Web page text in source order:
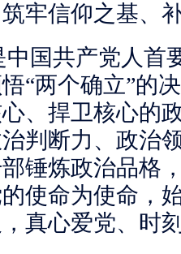
牢信仰之基、
中国共产党人首
“两个确立”的
、捍卫核心的
判断力、政治
锤炼政治品格
使命为使命，
真心爱党、时